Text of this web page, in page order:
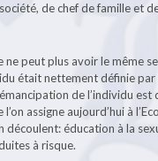
de chef de famille et
peut plus avoir le même
était nettement définie
de l’individu
assigne aujourd’hui à
découlent: éducation à la
à risque.